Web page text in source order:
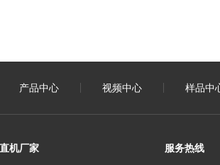
产品中心 视频中心 样品中
机厂家 服务热线